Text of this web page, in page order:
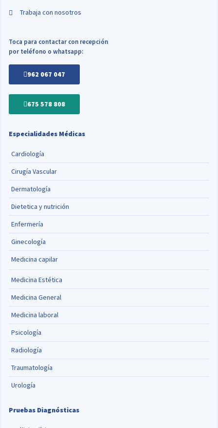
Trabaja con nosotros
Toca para contactar con recepción
por teléfono o whatsapp:
962 067 047
675 578 808
Especialidades Médicas
Cardiología
Cirugía Vascular
Dermatología
Dietetica y nutrición
Enfermería
Ginecología
Medicina capilar
Medicina Estética
Medicina General
Medicina laboral
Psicología
Radiología
Traumatología
Urología
Pruebas Diagnósticas